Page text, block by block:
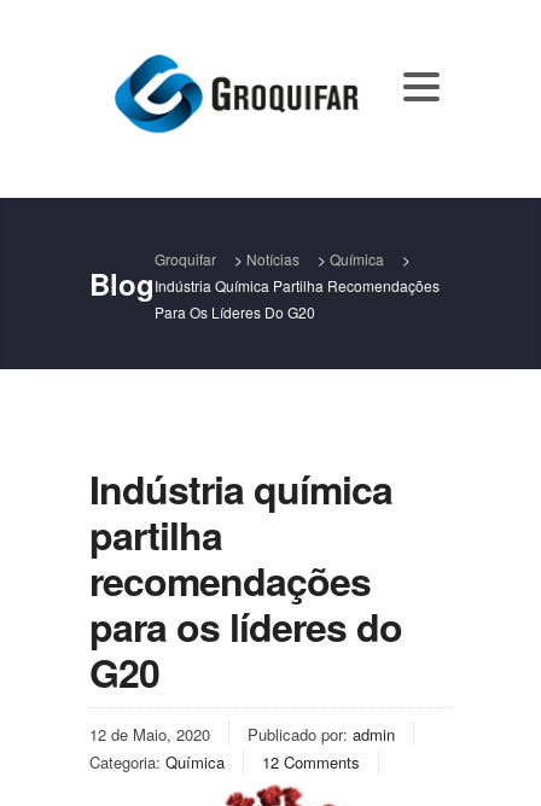
Blog
Groquifar > Notícias > Química
>
Indústria Química Partilha Recomendações
Para Os Líderes Do G20
Indústria química
partilha
recomendações
para os líderes do
G20
12 de Maio, 2020 Publicado por: admin
Categoria: Química 12 Comments